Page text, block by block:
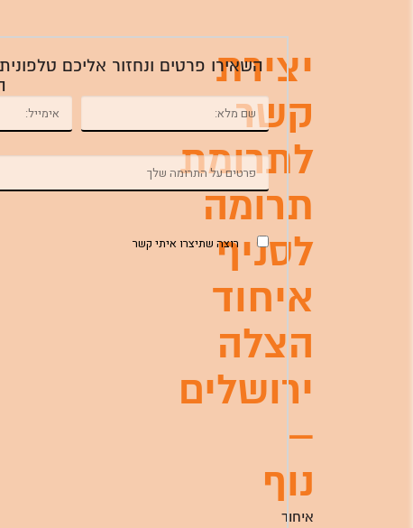
יצירת
קשר
לתרומת
תרומה
לסניף
איחוד
הצלה
ירושלים
–
נוף
איחוד
השאירו פרטים ונחזור אליכם
רוצה שתיצרו איתי קשר